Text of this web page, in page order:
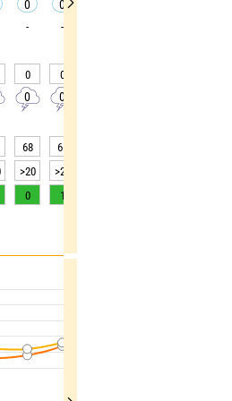
0 0
- -
0 0
0 0
68 61
>20 >20
0 1